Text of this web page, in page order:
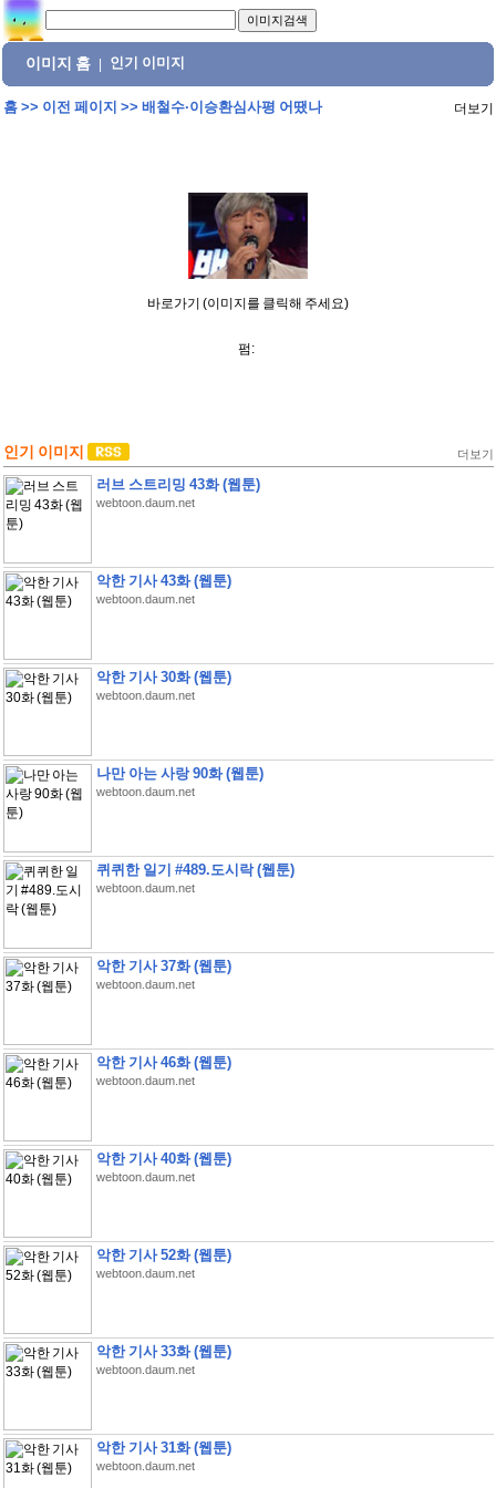
이미지 홈 인기 이미지
홈>> 이전 페이지 >> 배철수·이승환심사평 어땠나 더보기
바로가기 (이미지를 클릭해 주세요)
펌:
인기 이미지 더보기
러브 스트리밍 43화 (웹툰)
webtoon.daum.net
악한 기사 43화 (웹툰)
webtoon.daum.net
악한 기사 30화 (웹툰)
webtoon.daum.net
나만 아는 사랑 90화 (웹툰)
webtoon.daum.net
퀴퀴한 일기 #489.도시락 (웹툰)
webtoon.daum.net
악한 기사 37화 (웹툰)
webtoon.daum.net
악한 기사 46화 (웹툰)
webtoon.daum.net
악한 기사 40화 (웹툰)
webtoon.daum.net
악한 기사 52화 (웹툰)
webtoon.daum.net
악한 기사 33화 (웹툰)
webtoon.daum.net
악한 기사 31화 (웹툰)
webtoon.daum.net